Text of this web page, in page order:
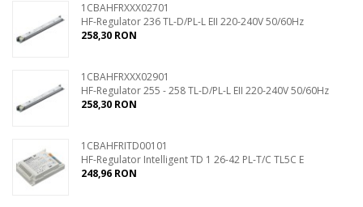
1CBAHFRXXX02701
HF-Regulator 236 TL-D/PL-L EII 220-240V 50/60Hz
258,30 RON
1CBAHFRXXX02901
HF-Regulator 255 - 258 TL-D/PL-L EII 220-240V 50/60Hz
258,30 RON
1CBAHFRITD00101
HF-Regulator Intelligent TD 1 26-42 PL-T/C TL5C E
248,96 RON